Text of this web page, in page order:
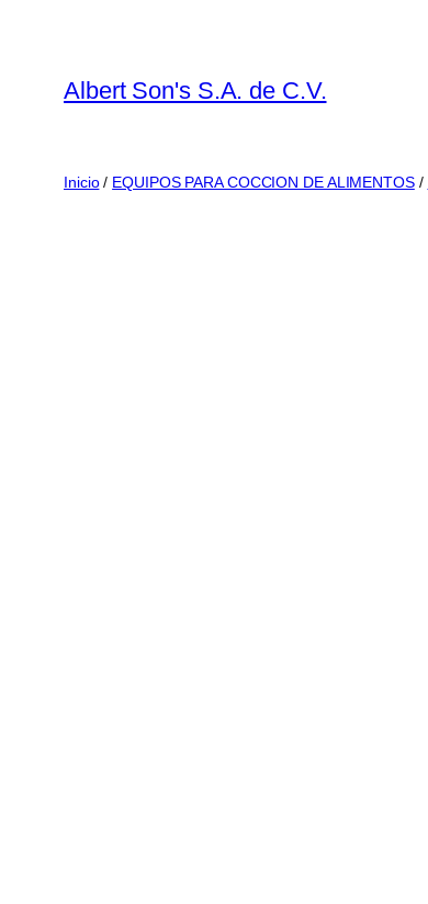
contenidoAlbert Son's S.A. de C.V.
Inicio/ EQUIPOS PARA COCCION DE ALIMENTOS/